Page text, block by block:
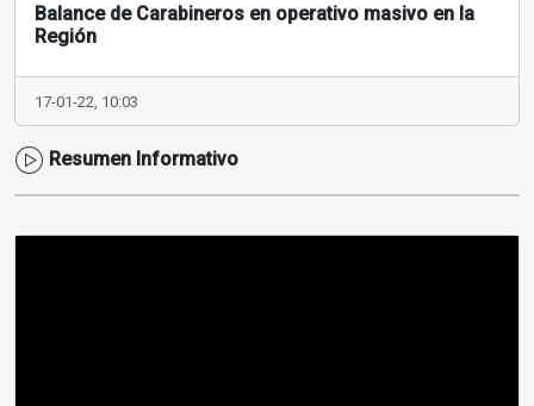
Balance de Carabineros en operativo masivo en la
Región
17-01-22, 10:03
Resumen Informativo